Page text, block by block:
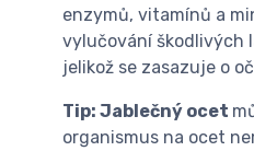
enzymů, vitamínů a
vylučování škodlivých
jelikož se zasazuje o
Tip: Jablečný ocet
organismus na ocet